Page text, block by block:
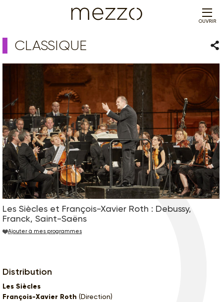
OUVRIR
CLASSIQUE
Les Siècles et François-Xavier Roth : Debussy,
Franck, Saint-Saëns
Ajouter à mes programmes
Distribution
Les Siècles
François-Xavier Roth (Direction)